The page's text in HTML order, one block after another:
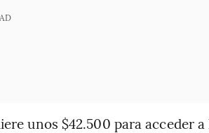
unos $42.500 para acceder a